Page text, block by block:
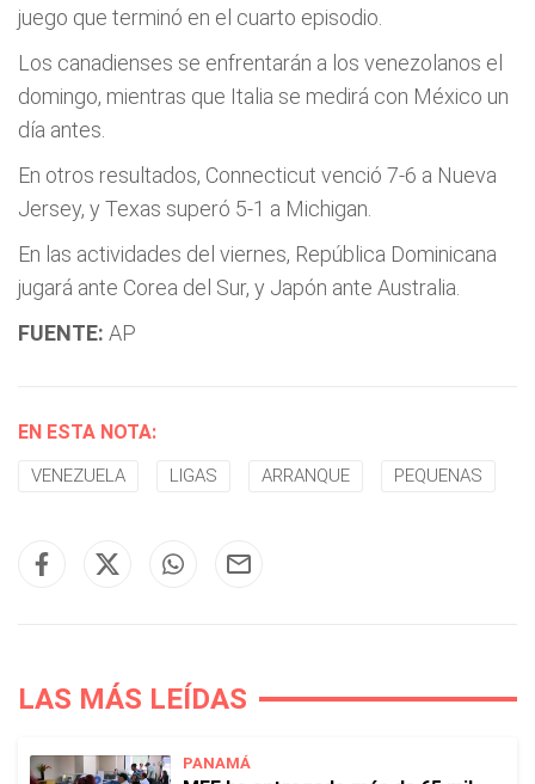
juego que terminó en el cuarto episodio.
Los canadienses se enfrentarán a los venezolanos el
domingo, mientras que Italia se medirá con México un
día antes.
En otros resultados, Connecticut venció 7-6 a Nueva
Jersey, y Texas superó 5-1 a Michigan.
En las actividades del viernes, República Dominicana
jugará ante Corea del Sur, y Japón ante Australia.
FUENTE: AP
EN ESTA NOTA:
VENEZUELA LIGAS ARRANQUE PEQUENAS
LAS MÁS LEÍDAS
PANAMÁ